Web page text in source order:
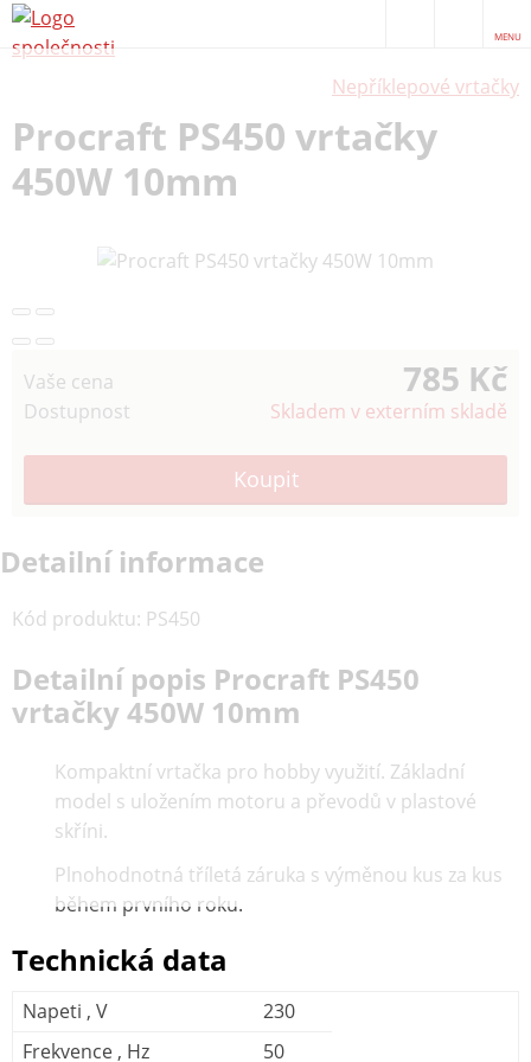
MENU
Nepříklepové vrtačky
Procraft PS450 vrtačky
450W 10mm
Vaše cena 785 Kč
Dostupnost Skladem v externím skladě
Detailní informace
Kód produktu: PS450
Detailní popis Procraft PS450
vrtačky 450W 10mm
Kompaktní vrtačka pro hobby využití. Základní
model s uložením motoru a převodů v plastové
skříni.
Plnohodnotná tříletá záruka s výměnou kus za kus
během prvního roku.
Technická data
Napeti , V
230
Frekvence , Hz
50